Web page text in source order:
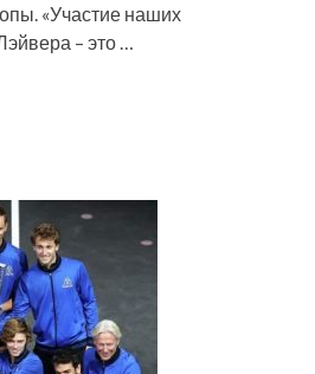
«Участие наших
– это …